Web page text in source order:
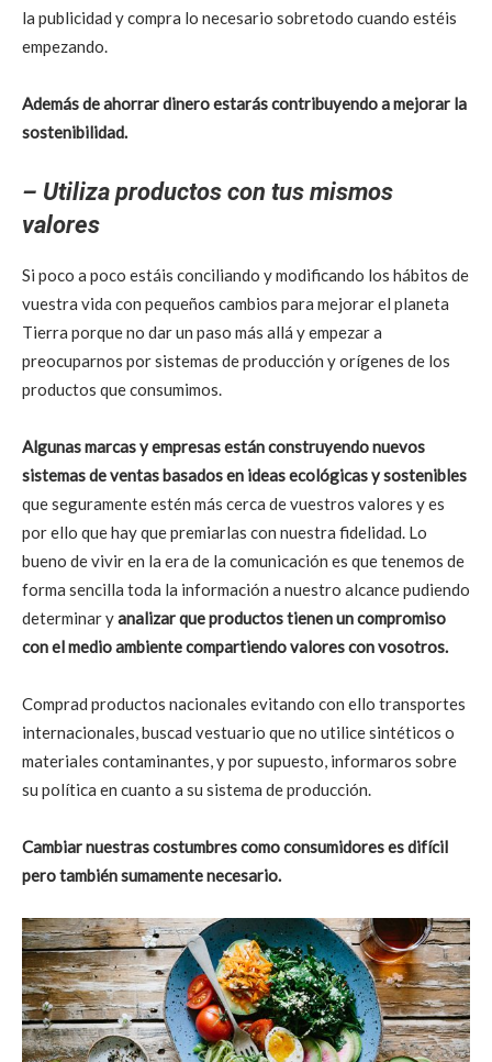
la publicidad y compra lo necesario sobretodo cuando estéis
empezando.
Además de ahorrar dinero estarás contribuyendo a mejorar la
sostenibilidad.
– Utiliza productos con tus mismos
valores
Si poco a poco estáis conciliando y modificando los hábitos de
vuestra vida con pequeños cambios para mejorar el planeta
Tierra porque no dar un paso más allá y empezar a
preocuparnos por sistemas de producción y orígenes de los
productos que consumimos.
Algunas marcas y empresas están construyendo nuevos
sistemas de ventas basados en ideas ecológicas y sostenibles
que seguramente estén más cerca de vuestros valores y es
por ello que hay que premiarlas con nuestra fidelidad. Lo
bueno de vivir en la era de la comunicación es que tenemos de
forma sencilla toda la información a nuestro alcance pudiendo
determinar yanalizar que productos tienen un compromiso
con el medio ambiente compartiendo valores con vosotros.
Comprad productos nacionales evitando con ello transportes
internacionales, buscad vestuario que no utilice sintéticos o
materiales contaminantes, y por supuesto, informaros sobre
su política en cuanto a su sistema de producción.
Cambiar nuestras costumbres como consumidores es difícil
pero también sumamente necesario.